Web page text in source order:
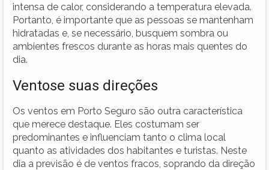
intensa de calor, considerando a temperatura elevada.
Portanto, é importante que as pessoas se mantenham
hidratadas e, se necessário, busquem sombra ou
ambientes frescos durante as horas mais quentes do
dia.
Ventose suas direções
Os ventos em Porto Seguro são outra característica
que merece destaque. Eles costumam ser
predominantes e influenciam tanto o clima local
quanto as atividades dos habitantes e turistas. Neste
dia a previsão é de ventos fracos, soprando da direção